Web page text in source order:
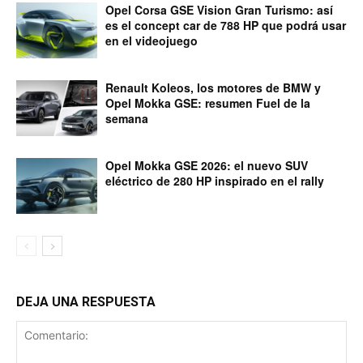
Opel Corsa GSE Vision Gran Turismo: así
es el concept car de 788 HP que podrá usar
en el videojuego
Renault Koleos, los motores de BMW y
Opel Mokka GSE: resumen Fuel de la
semana
Opel Mokka GSE 2026: el nuevo SUV
eléctrico de 280 HP inspirado en el rally
DEJA UNA RESPUESTA